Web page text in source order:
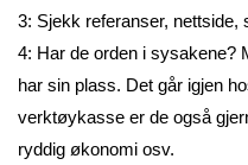
3: Sjekk referanser, nettside,
4: Har de orden i sysakene?
har sin plass. Det går igjen
verktøykasse er de også
ryddig økonomi osv.